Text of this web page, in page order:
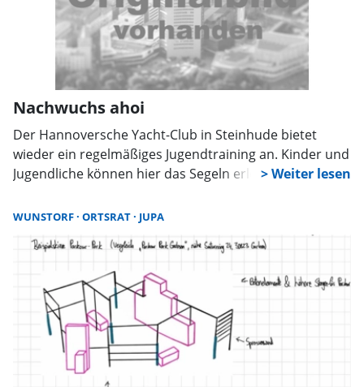
Nachwuchs ahoi
Der Hannoversche Yacht-Club in Steinhude bietet
wieder ein regelmäßiges Jugendtraining an. Kinder und
Jugendliche können hier das Segeln erlernen oder ihre
Material und ermöglicht einen günstigen Einstieg.
WUNSTORF ORTSRAT JUPA